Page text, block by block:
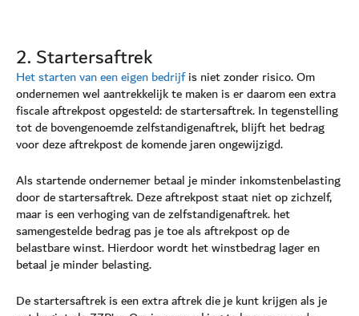
2. Startersaftrek
Het starten van een eigen bedrijfis niet zonder risico. Om
ondernemen wel aantrekkelijk te maken is er daarom een extra
fiscale aftrekpost opgesteld: de startersaftrek. In tegenstelling
tot de bovengenoemde zelfstandigenaftrek, blijft het bedrag
voor deze aftrekpost de komende jaren ongewijzigd.
Als startende ondernemer betaal je minder inkomstenbelasting
door de startersaftrek. Deze aftrekpost staat niet op zichzelf,
maar is een verhoging van de zelfstandigenaftrek. het
samengestelde bedrag pas je toe als aftrekpost op de
belastbare winst. Hierdoor wordt het winstbedrag lager en
betaal je minder belasting.
De startersaftrek is een extra aftrek die je kunt krijgen als je